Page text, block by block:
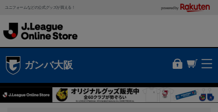
ユニフォームなどの公式グッズが買える！ powered by
ガンバ大阪